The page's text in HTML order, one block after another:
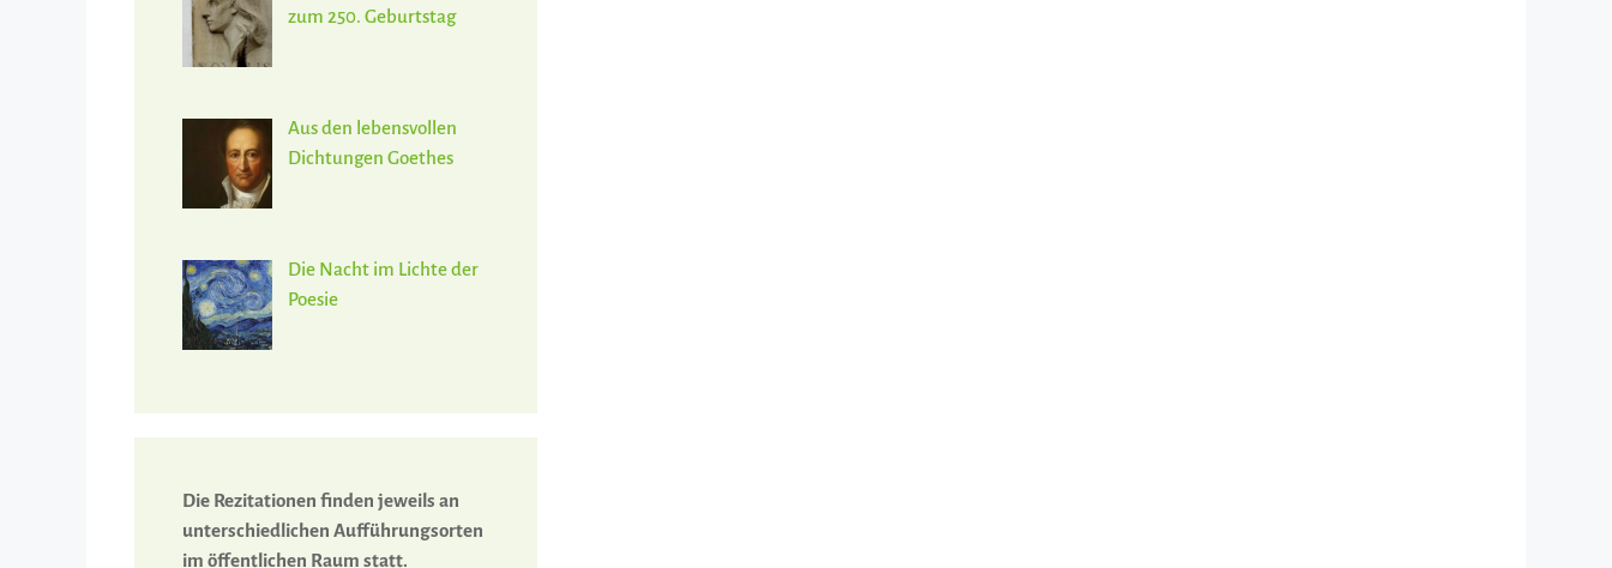
zum 250. Geburtstag
Aus den lebensvollen
Dichtungen Goethes
Die Nacht im Lichte der
Poesie
Die Rezitationen finden jeweils an
unterschiedlichen Aufführungsorten
im öffentlichen Raum statt.